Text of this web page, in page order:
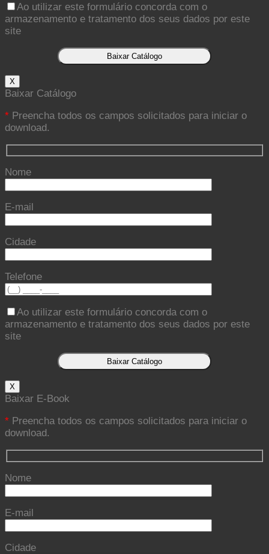
Ao utilizar este formulário concorda com o
armazenamento e tratamento dos seus dados por este
site
X
Baixar Catálogo
* Preencha todos os campos solicitados para iniciar o
download.
Nome
E-mail
Cidade
Telefone
Ao utilizar este formulário concorda com o
armazenamento e tratamento dos seus dados por este
site
X
Baixar E-Book
* Preencha todos os campos solicitados para iniciar o
download.
Nome
E-mail
Cidade